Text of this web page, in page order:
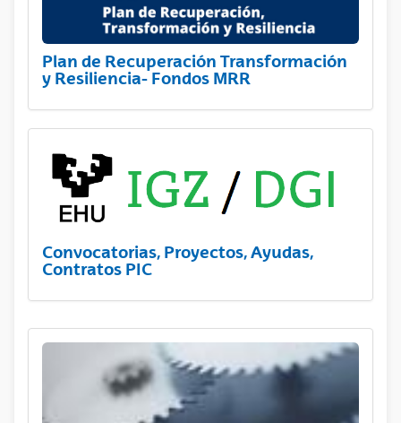
Plan de Recuperación Transformación
y Resiliencia- Fondos MRR
Convocatorias, Proyectos, Ayudas,
Contratos PIC